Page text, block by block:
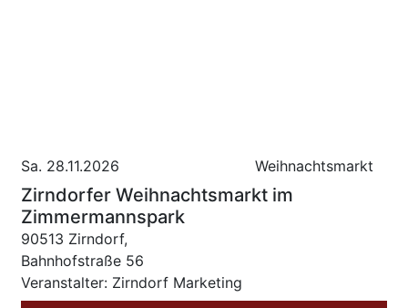
Sa. 28.11.2026 Weihnachtsmarkt
Zirndorfer Weihnachtsmarkt im
Zimmermannspark
90513 Zirndorf,
Bahnhofstraße 56
Veranstalter: Zirndorf Marketing